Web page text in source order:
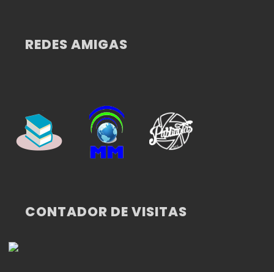
REDES AMIGAS
CONTADOR DE VISITAS